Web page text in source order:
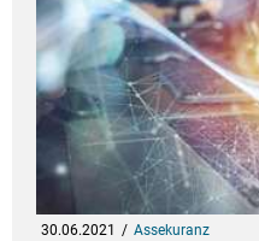
30.06.2021 Assekuranz